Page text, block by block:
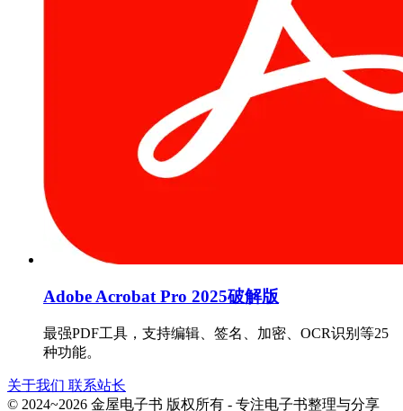
Adobe Acrobat Pro 2025破解版
最强PDF工具，支持编辑、签名、加密、OCR识别等25
种功能。
关于我们 联系站长
© 2024~2026 金屋电子书 版权所有 - 专注电子书整理与分享